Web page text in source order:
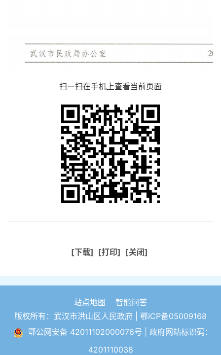
扫一扫在手机上查看当前页面
[下载] [打印] [关闭]
站点地图
智能问答
版权所有：武汉市洪山区人民政府 | 鄂ICP备05009168
鄂公网安备 42011102000076号 | 政府网站标识码：
4201110038